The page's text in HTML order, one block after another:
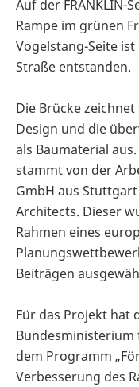
Auf der FRANKLIN-
Rampe im grünen
Vogelstang-Seite
Straße entstanden.
Die Brücke
Design und die
als Baumaterial
stammt von der
GmbH aus
Architects. Dieser
Rahmen eines
Beiträgen
Für das Projekt hat
Bundesministerium
dem Programm
Verbesserung des